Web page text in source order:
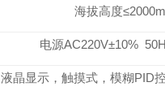
海拔高度≤2000m
电源AC220V±10%
液晶显示，触摸式，模糊